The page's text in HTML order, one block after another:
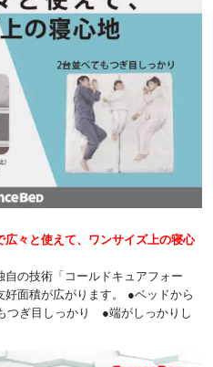
々と使えて、ワンサイズ上の寝心
の技術「コールドキュアフォー
面積が広がります。 ●ベッドから
ぎ目しっかり ●端がしっかりし